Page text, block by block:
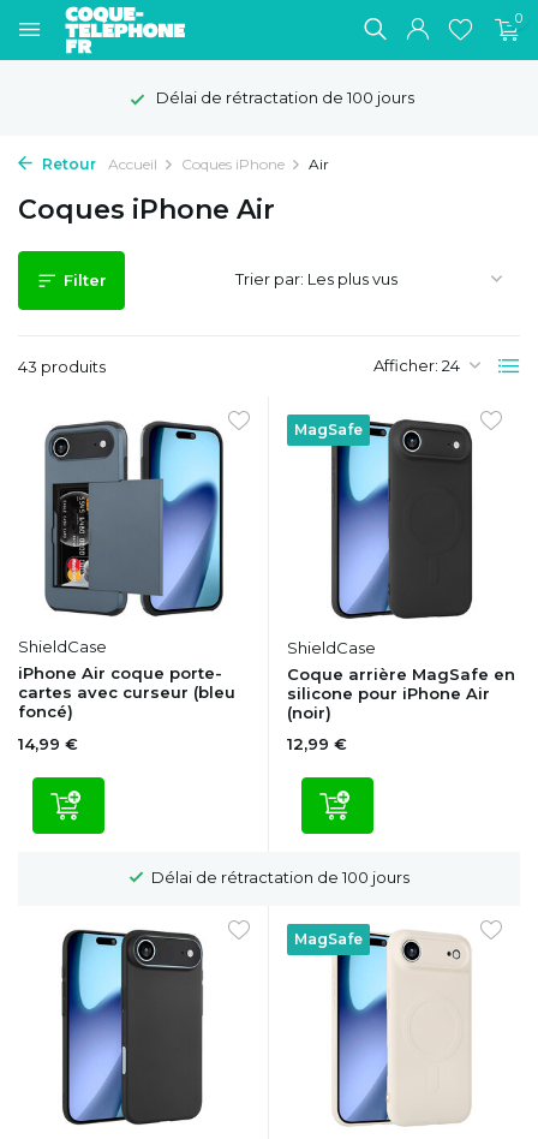
0
Délai de rétractation de 100 jours
Retour Accueil Coques iPhone Air
Coques iPhone Air
Filter
43 produits Afficher:
Trier par:
ShieldCase
iPhone Air coque porte-
cartes avec curseur (bleu
foncé)
14,99 €
MagSafe
ShieldCase
Coque arrière MagSafe en
silicone pour iPhone Air
(noir)
12,99 €
Délai de rétractation de 100 jours
MagSafe